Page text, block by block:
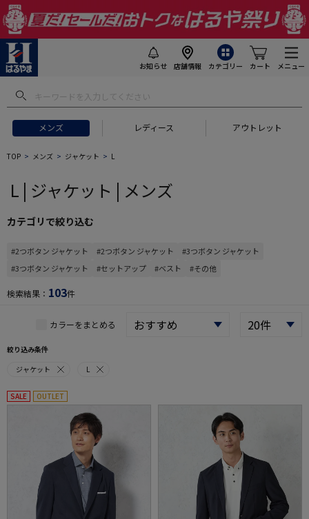
お知らせ 店舗情報 カテゴリー カート メニュー
メンズ レディース アウトレット
フトにおすすめ #セットアップ スーツ
TOP メンズ ジャケット L
L | ジャケット | メンズ
カテゴリで絞り込む
#2つボタン ジャケット #2つボタン ジャケット
#3つボタン ジャケット
#3つボタン ジャケット
#セットアップ #ベスト #その他
検索結果： 103件
カラーをまとめる
絞り込み条件
ジャケット
L
SALE OUTLET